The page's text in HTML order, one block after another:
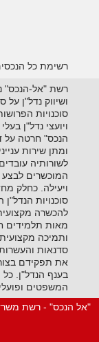
רשימת כל
סוכנויות
ויועצי נדל"ן
הנכס" חרטה על
ומתן שירות
לשורותיה
המוכשרים
ויעילה. כחלק
סוכנויות
להכשרה
מאות תלמידים
ותמיכה
סדנאות
את תפקידם
בענף הנדל"ן.
המשפטים